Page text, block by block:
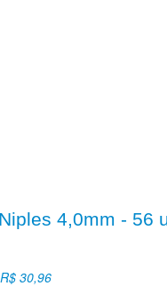
4,0mm - 56
30,96